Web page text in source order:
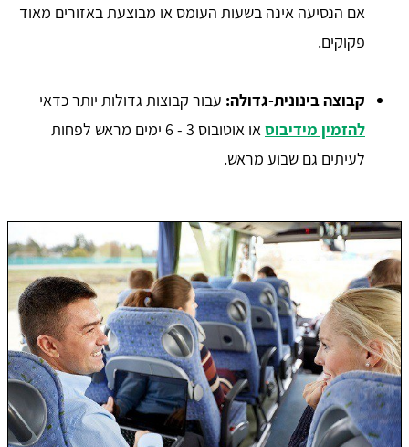
אם הנסיעה אינה בשעות העומס או מבוצעת באזורים מאוד
פקוקים.
קבוצה בינונית-גדולה: עבור קבוצות גדולות יותר כדאי
להזמין מידיבוס
או אוטובוס 3 - 6 ימים מראש לפחות
לעיתים גם שבוע מראש.